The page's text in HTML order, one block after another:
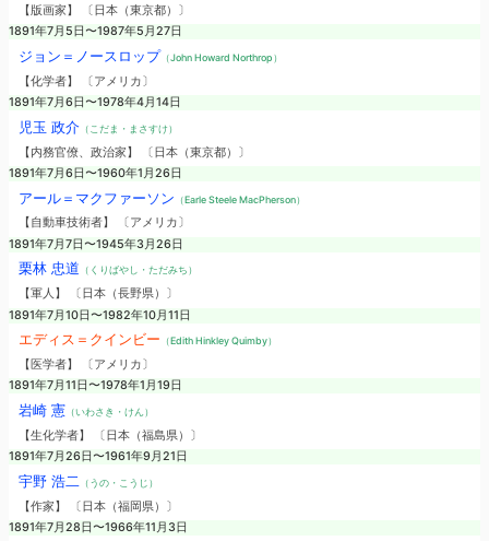
【版画家】 〔日本（東京都）〕
1891年7月5日〜1987年5月27日
ジョン＝ノースロップ （John Howard Northrop）
【化学者】 〔アメリカ〕
1891年7月6日〜1978年4月14日
児玉 政介（こだま・まさすけ）
【内務官僚、政治家】 〔日本（東京都）〕
1891年7月6日〜1960年1月26日
アール＝マクファーソン （Earle Steele MacPherson）
【自動車技術者】 〔アメリカ〕
1891年7月7日〜1945年3月26日
栗林 忠道 （くりばやし・ただみち）
【軍人】 〔日本（長野県）〕
1891年7月10日〜1982年10月11日
エディス＝クインビー （Edith Hinkley Quimby）
【医学者】 〔アメリカ〕
1891年7月11日〜1978年1月19日
岩崎 憲 （いわさき・けん）
【生化学者】 〔日本（福島県）〕
1891年7月26日〜1961年9月21日
宇野 浩二 （うの・こうじ）
【作家】 〔日本（福岡県）〕
1891年7月28日〜1966年11月3日